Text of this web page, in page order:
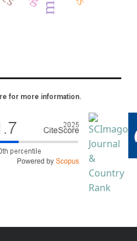
for more information.